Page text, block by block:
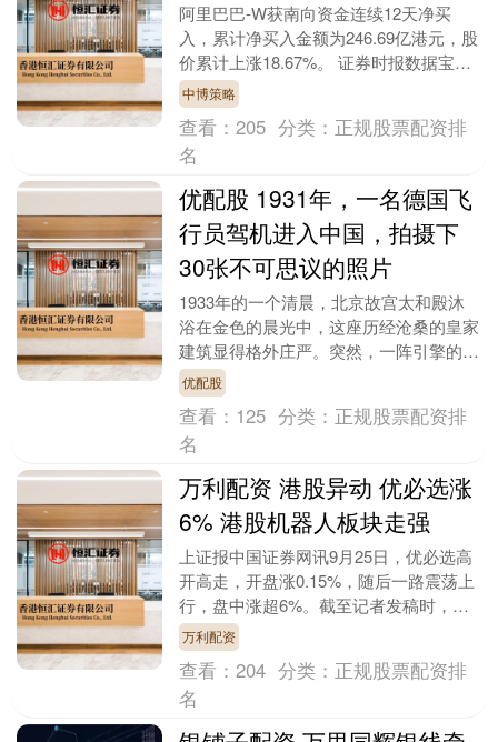
阿里巴巴-W获南向资金连续12天净买
入，累计净买入金额为246.69亿港元，股
价累计上涨18.67%。 证券时报数据宝统
计显示，9月8日港股通（包括沪市港股通
及....
中博策略
查看：205 分类： 正规股票配资排
名
优配股 1931年，一名德国飞
行员驾机进入中国，拍摄下
30张不可思议的照片
1933年的一个清晨，北京故宫太和殿沐
浴在金色的晨光中，这座历经沧桑的皇家
建筑显得格外庄严。突然，一阵引擎的轰
鸣声打破了宁静，一架德国制造的飞机以
惊人的50米低....
优配股
查看： 125 分类： 正规股票配资排
名
万利配资 港股异动 优必选涨
6% 港股机器人板块走强
上证报中国证券网讯9月25日，优必选高
开高走，开盘涨0.15%，随后一路震荡上
行，盘中涨超6%。截至记者发稿时，优
必选涨5.96%，报143.9港元/股。 消息....
万利配资
查看：204 分类： 正规股票配资排
名